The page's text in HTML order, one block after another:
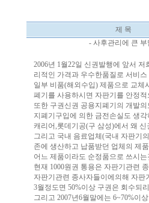
제 목
- 사후관리에 큰 부
2006년 1월22일 신권발행에 앞서
리적인 가격과 우수한품질로 서비
일부 비품(해외수입) 제품으로 교체
폐기를 사용하시면 자판기를 안정
또한 구권신권 공용지폐기의 개발
지폐기구입에 의한 금전손실도 생
캐리어,롯데기공(구 삼성)에서 왜
그리고 국내 음료업체(국내 자판기
존에 생산하고 납품받던 업체의 제
어느 제품이라도 순정품으로 쓰시
현재 1000원권 통용은 자판기관련
자판기관련 종사자들이에의해 자판
3월정도면 50%이상 구권은 회수되
그리고 2007년6월말에는 6~70%이